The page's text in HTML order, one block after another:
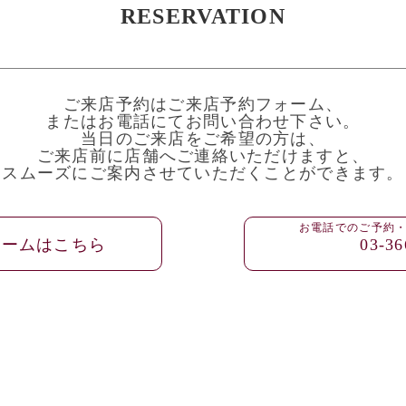
RESERVATION
ご来店予約はご来店予約フォーム、
またはお電話にてお問い合わせ下さい。
当日のご来店をご希望の方は、
ご来店前に店舗へご連絡いただけますと、
スムーズにご案内させていただくことができます。
ムはこちら
お電話でのご予約
03-